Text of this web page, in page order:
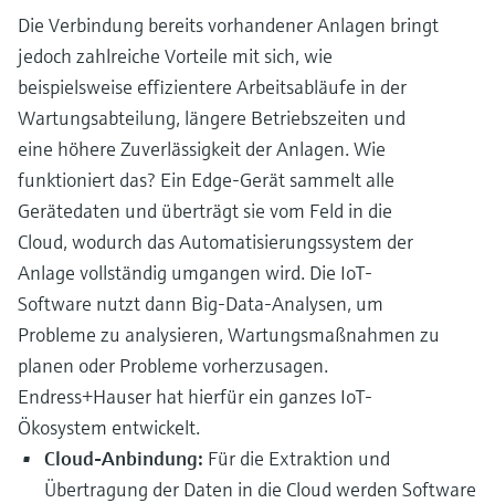
Die Verbindung bereits vorhandener Anlagen bringt
jedoch zahlreiche Vorteile mit sich, wie
beispielsweise effizientere Arbeitsabläufe in der
Wartungsabteilung, längere Betriebszeiten und
eine höhere Zuverlässigkeit der Anlagen. Wie
funktioniert das? Ein Edge-Gerät sammelt alle
Gerätedaten und überträgt sie vom Feld in die
Cloud, wodurch das Automatisierungssystem der
Anlage vollständig umgangen wird. Die IoT-
Software nutzt dann Big-Data-Analysen, um
Probleme zu analysieren, Wartungsmaßnahmen zu
planen oder Probleme vorherzusagen.
Endress+Hauser hat hierfür ein ganzes IoT-
Ökosystem entwickelt.
Cloud-Anbindung: Für die Extraktion und
Übertragung der Daten in die Cloud werden Software